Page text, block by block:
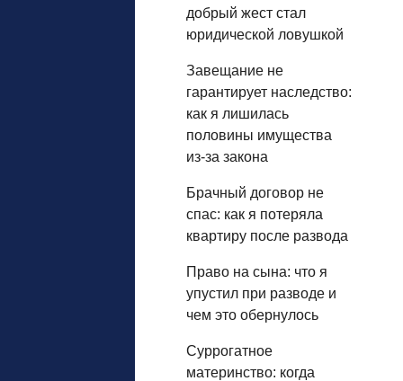
добрый жест стал
юридической ловушкой
Завещание не
гарантирует наследство:
как я лишилась
половины имущества
из‑за закона
Брачный договор не
спас: как я потеряла
квартиру после развода
Право на сына: что я
упустил при разводе и
чем это обернулось
Суррогатное
материнство: когда